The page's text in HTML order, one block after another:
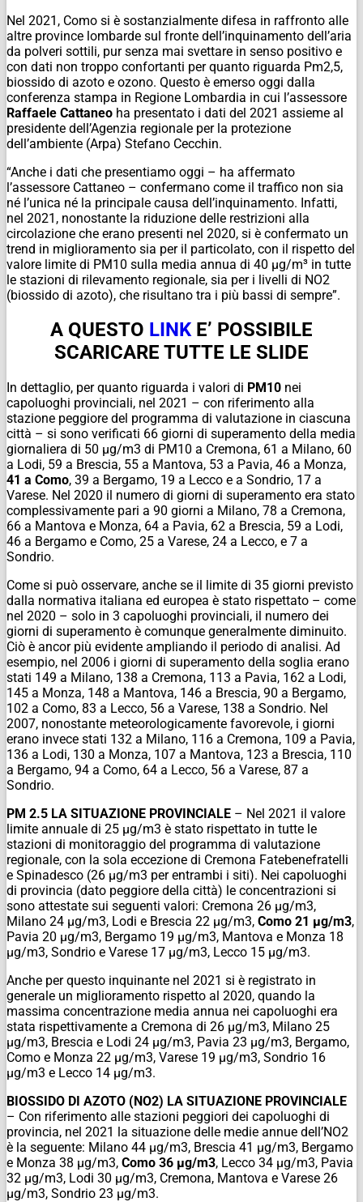
Nel 2021, Como si è sostanzialmente difesa in raffronto alle
altre province lombarde sul fronte dell’inquinamento dell’aria
da polveri sottili, pur senza mai svettare in senso positivo e
con dati non troppo confortanti per quanto riguarda Pm2,5,
biossido di azoto e ozono. Questo è emerso oggi dalla
conferenza stampa in Regione Lombardia in cui l’assessore
Raffaele Cattaneo ha presentato i dati del 2021 assieme al
presidente dell’Agenzia regionale per la protezione
dell’ambiente (Arpa) Stefano Cecchin.
“Anche i dati che presentiamo oggi – ha affermato
l’assessore Cattaneo – confermano come il traffico non sia
né l’unica né la principale causa dell’inquinamento. Infatti,
nel 2021, nonostante la riduzione delle restrizioni alla
circolazione che erano presenti nel 2020, si è confermato un
trend in miglioramento sia per il particolato, con il rispetto del
valore limite di PM10 sulla media annua di 40 µg/m³ in tutte
le stazioni di rilevamento regionale, sia per i livelli di NO2
(biossido di azoto), che risultano tra i più bassi di sempre”.
A QUESTO LINK E’ POSSIBILE
SCARICARE TUTTE LE SLIDE
In dettaglio, per quanto riguarda i valori di PM10 nei
capoluoghi provinciali, nel 2021 – con riferimento alla
stazione peggiore del programma di valutazione in ciascuna
città – si sono verificati 66 giorni di superamento della media
giornaliera di 50 µg/m3 di PM10 a Cremona, 61 a Milano, 60
a Lodi, 59 a Brescia, 55 a Mantova, 53 a Pavia, 46 a Monza,
41 a Como, 39 a Bergamo, 19 a Lecco e a Sondrio, 17 a
Varese. Nel 2020 il numero di giorni di superamento era stato
complessivamente pari a 90 giorni a Milano, 78 a Cremona,
66 a Mantova e Monza, 64 a Pavia, 62 a Brescia, 59 a Lodi,
46 a Bergamo e Como, 25 a Varese, 24 a Lecco, e 7 a
Sondrio.
Come si può osservare, anche se il limite di 35 giorni previsto
dalla normativa italiana ed europea è stato rispettato – come
nel 2020 – solo in 3 capoluoghi provinciali, il numero dei
giorni di superamento è comunque generalmente diminuito.
Ciò è ancor più evidente ampliando il periodo di analisi. Ad
esempio, nel 2006 i giorni di superamento della soglia erano
stati 149 a Milano, 138 a Cremona, 113 a Pavia, 162 a Lodi,
145 a Monza, 148 a Mantova, 146 a Brescia, 90 a Bergamo,
102 a Como, 83 a Lecco, 56 a Varese, 138 a Sondrio. Nel
2007, nonostante meteorologicamente favorevole, i giorni
erano invece stati 132 a Milano, 116 a Cremona, 109 a Pavia,
136 a Lodi, 130 a Monza, 107 a Mantova, 123 a Brescia, 110
a Bergamo, 94 a Como, 64 a Lecco, 56 a Varese, 87 a
Sondrio.
PM 2.5 LA SITUAZIONE PROVINCIALE – Nel 2021 il valore
limite annuale di 25 µg/m3 è stato rispettato in tutte le
stazioni di monitoraggio del programma di valutazione
regionale, con la sola eccezione di Cremona Fatebenefratelli
e Spinadesco (26 µg/m3 per entrambi i siti). Nei capoluoghi
di provincia (dato peggiore della città) le concentrazioni si
sono attestate sui seguenti valori: Cremona 26 µg/m3,
Milano 24 µg/m3, Lodi e Brescia 22 µg/m3, Como 21 µg/m3,
Pavia 20 µg/m3, Bergamo 19 µg/m3, Mantova e Monza 18
µg/m3, Sondrio e Varese 17 µg/m3, Lecco 15 µg/m3.
Anche per questo inquinante nel 2021 si è registrato in
generale un miglioramento rispetto al 2020, quando la
massima concentrazione media annua nei capoluoghi era
stata rispettivamente a Cremona di 26 µg/m3, Milano 25
µg/m3, Brescia e Lodi 24 µg/m3, Pavia 23 µg/m3, Bergamo,
Como e Monza 22 µg/m3, Varese 19 µg/m3, Sondrio 16
µg/m3 e Lecco 14 µg/m3.
BIOSSIDO DI AZOTO (NO2) LA SITUAZIONE PROVINCIALE
– Con riferimento alle stazioni peggiori dei capoluoghi di
provincia, nel 2021 la situazione delle medie annue dell’NO2
è la seguente: Milano 44 µg/m3, Brescia 41 µg/m3, Bergamo
e Monza 38 µg/m3, Como 36 µg/m3, Lecco 34 µg/m3, Pavia
32 µg/m3, Lodi 30 µg/m3, Cremona, Mantova e Varese 26
µg/m3, Sondrio 23 µg/m3.